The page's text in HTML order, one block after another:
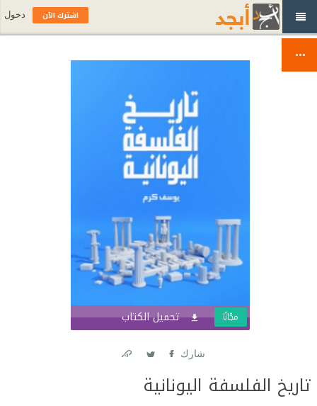
تحميل الكتاب مجّانًا
شارك
تاريخ الفلسفة اليونانية
اشترك الآن دخول